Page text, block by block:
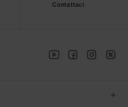
Contattaci